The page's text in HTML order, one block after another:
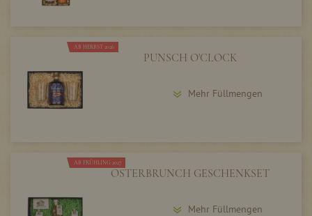
AB HERBST 2026
PUNSCH O'CLOCK
Mehr Füllmengen
AB FRÜHLING 2027
OSTERBRUNCH GESCHENKSET
Mehr Füllmengen